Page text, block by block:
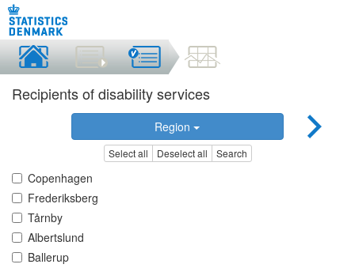
Recipients of disability services
Region
Select all Deselect all Search
Copenhagen
Frederiksberg
Tårnby
Albertslund
Ballerup